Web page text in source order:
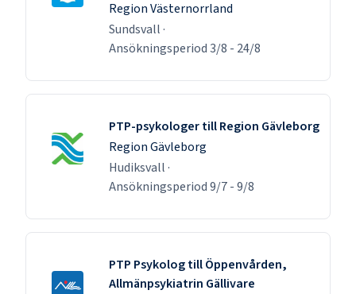
Region Västernorrland
Sundsvall ·
Ansökningsperiod3/8 - 24/8
PTP-psykologer till Region Gävleborg
Region Gävleborg
Hudiksvall ·
Ansökningsperiod9/7-9/8
PTP Psykolog till Öppenvården,
Allmänpsykiatrin Gällivare